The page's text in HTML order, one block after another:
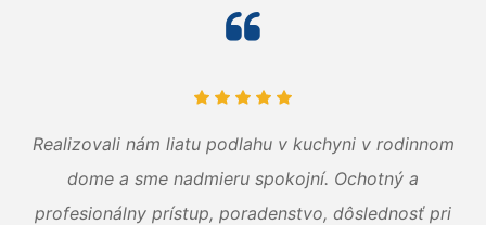
Realizovali nám liatu podlahu v kuchyni v rodinnom
dome a sme nadmieru spokojní. Ochotný a
profesionálny prístup, poradenstvo, dôslednosť pri